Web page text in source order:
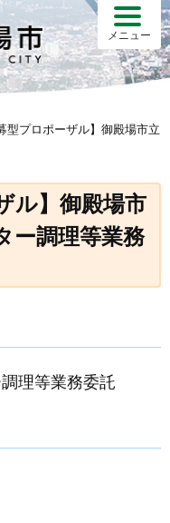
メニュー
型プロポーザル】御殿場市立
ル】御殿場市
ー調理等業務
理等業務委託